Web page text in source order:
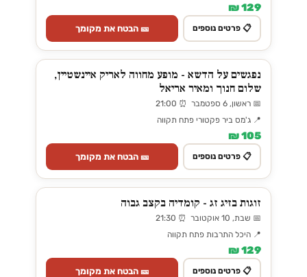
129 ₪
📋 פרטים נוספים 🎫 הבטח את מקומך
נפגשים על הדשא - מופע מחווה לאריק איינשטיין,
שלום חנוך ומאיר אריאל
📅 ראשון, 6 ספטמבר ⏰ 21:00
📍 ג'מס ביר פקטורי פתח תקווה
105 ₪
📋 פרטים נוספים 🎫 הבטח את מקומך
זוגות בזיג זג - קומדיה בקצב גבוה
📅 שבת, 10 אוקטובר ⏰ 21:30
📍 היכל התרבות פתח תקווה
129 ₪
📋 פרטים נוספים 🎫 הבטח את מקומך